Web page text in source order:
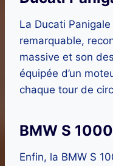
La Ducati
remarquable,
massive et son
équipée d’un
chaque tour de
BMW S 1000
Enfin, la BMW S